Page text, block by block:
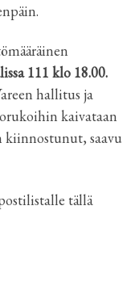
111 klo 18.00.
hallitus ja
kaivataan
kiinnostunut, saavu
tällä